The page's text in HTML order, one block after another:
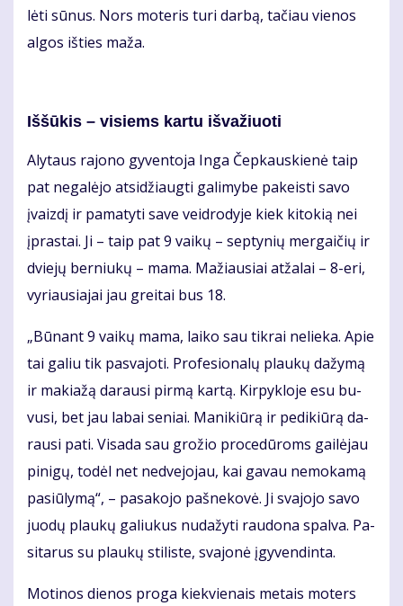
lė­ti sū­nus. Nors mo­te­ris tu­ri dar­bą, ta­čiau vie­nos
al­gos iš­ties ma­ža.
Iš­šū­kis – vi­siems kar­tu iš­va­žiuo­ti
Aly­taus ra­jo­no gy­ven­to­ja In­ga Čep­kaus­kie­nė taip
pat ne­ga­lė­jo at­si­džiaug­ti ga­li­my­be pa­keis­ti sa­vo
įvaiz­dį ir pa­ma­ty­ti sa­ve veid­ro­dy­je kiek ki­to­kią nei
įpras­tai. Ji – taip pat 9 vai­kų – sep­ty­nių mer­gai­čių ir
dvie­jų ber­niu­kų – ma­ma. Ma­žiau­siai at­ža­lai – 8-eri,
vy­riau­sia­jai jau grei­tai bus 18.
„Bū­nant 9 vai­kų ma­ma, lai­ko sau tik­rai ne­lie­ka. Apie
tai ga­liu tik pa­sva­jo­ti. Pro­fe­sio­na­lų plau­kų da­žy­mą
ir ma­kia­žą da­rau­si pir­mą kar­tą. Kir­pyk­lo­je esu bu­
vu­si, bet jau la­bai se­niai. Ma­ni­kiū­rą ir pe­di­kiū­rą da­
rau­si pa­ti. Vi­sa­da sau gro­žio pro­ce­dū­roms gai­lė­jau
pi­ni­gų, to­dėl net ne­dve­jo­jau, kai ga­vau ne­mo­ka­mą
pa­siū­ly­mą“, – pa­sa­ko­jo pa­šne­ko­vė. Ji sva­jo­jo sa­vo
juo­dų plau­kų ga­liu­kus nu­da­žy­ti rau­do­na spal­va. Pa­
si­ta­rus su plau­kų sti­lis­te, sva­jo­nė įgy­ven­din­ta.
Mo­ti­nos die­nos pro­ga kiek­vie­nais me­tais mo­ters